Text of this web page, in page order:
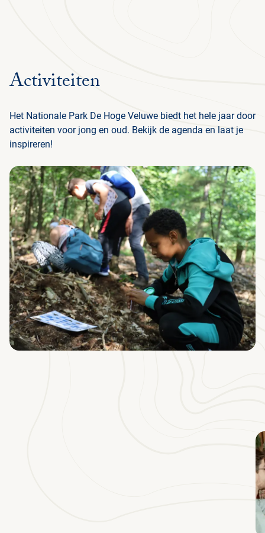
Menu
NATUUR & CULTUUR
STEUN HET PARK
ORGANISATIE
NEDERLANDS
Activiteiten
Het Nationale Park De Hoge Veluwe biedt het hele jaar door
activiteiten voor jong en oud. Bekijk de agenda en laat je
inspireren!